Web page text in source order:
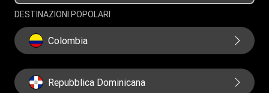
DESTINAZIONI POPOLARI
Colombia
Repubblica Dominicana